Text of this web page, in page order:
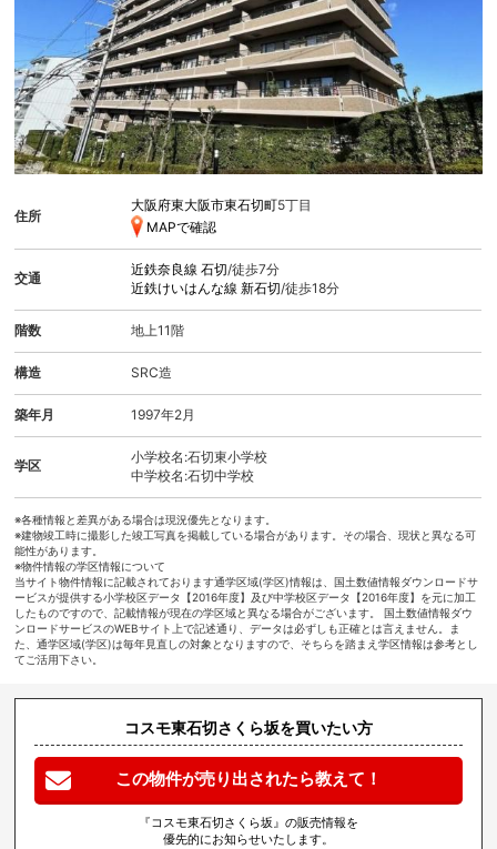
住所
大阪府東大阪市東石切町5丁目
MAPで確認
交通
近鉄奈良線石切/徒歩7分
近鉄けいはんな線新石切/徒歩18分
階数 地上11階
構造 SRC造
築年月 1997年2月
学区
小学校名:石切東小学校
中学校名:石切中学校
※各種情報と差異がある場合は現況優先となります。
※建物竣工時に撮影した竣工写真を掲載している場合があります。その場合、現状と異なる可
能性があります。
※物件情報の学区情報について
当サイト物件情報に記載されております通学区域(学区)情報は、国土数値情報ダウンロードサ
ービスが提供する小学校区データ【2016年度】及び中学校区データ【2016年度】を元に加工
したものですので、記載情報が現在の学区域と異なる場合がございます。 国土数値情報ダウ
ンロードサービスのWEBサイト上で記述通り、データは必ずしも正確とは言えません。ま
た、通学区域(学区)は毎年見直しの対象となりますので、そちらを踏まえ学区情報は参考とし
てご活用下さい。
コスモ東石切さくら坂を買いたい方
この物件が売り出されたら教えて！
『コスモ東石切さくら坂』の販売情報を
優先的にお知らせいたします。